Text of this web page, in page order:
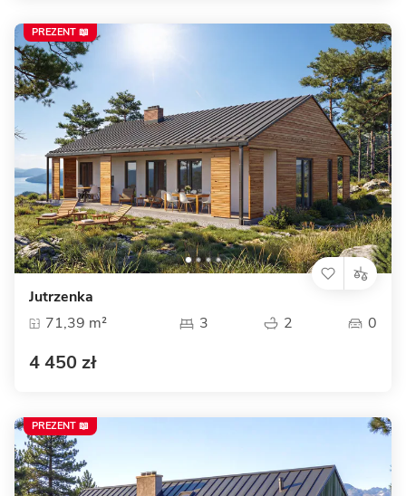
Jutrzenka
71,39 m²
3 2 0
4 450 zł
PREZENT 📖
PREZENT 📖